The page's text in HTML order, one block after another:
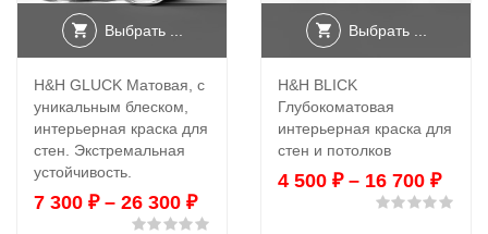
Выбрать ...
H&H GLUCK Матовая, с
уникальным блеском,
интерьерная краска для
стен. Экстремальная
устойчивость.
7 300 ₽– 26 300 ₽
Выбрать ...
H&H BLICK
Глубокоматовая
интерьерная краска для
стен и потолков
4 500 ₽– 16 700 ₽